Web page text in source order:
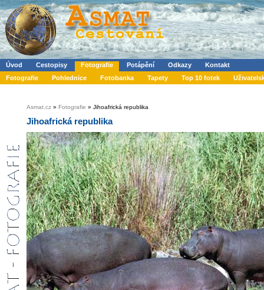
Úvod Cestopisy Fotografie Potápění Odkazy
Kontakt
Fotografie
Pohlednice Fotobanka Tapety Top 10 fotek
Asmat.cz » Fotografie » Jihoafrická republika
Jihoafrická republika